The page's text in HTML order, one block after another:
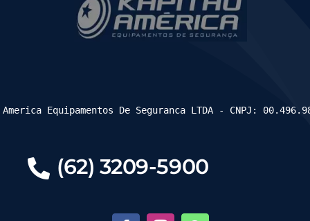
(62) 3209-5900
Equipamentos De Seguranca LTDA - CNPJ: